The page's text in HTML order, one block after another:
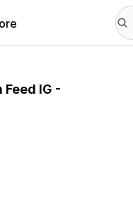
IG -